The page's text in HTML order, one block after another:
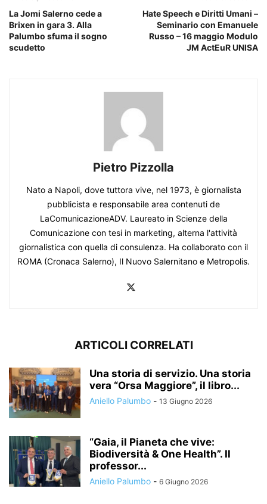
La Jomi Salerno cede a
Brixen in gara 3. Alla
Palumbo sfuma il sogno
scudetto
Hate Speech e Diritti Umani –
Seminario con Emanuele
Russo – 16 maggio Modulo
JM ActEuR UNISA
Pietro Pizzolla
Nato a Napoli, dove tuttora vive, nel 1973, è giornalista
pubblicista e responsabile area contenuti de
LaComunicazioneADV. Laureato in Scienze della
Comunicazione con tesi in marketing, alterna l'attività
giornalistica con quella di consulenza. Ha collaborato con il
ROMA (Cronaca Salerno), Il Nuovo Salernitano e Metropolis.
ARTICOLI CORRELATI
Una storia di servizio. Una storia
vera “Orsa Maggiore”, il libro...
Aniello Palumbo - 13 Giugno 2026
“Gaia, il Pianeta che vive:
Biodiversità & One Health”. Il
professor...
Aniello Palumbo - 6 Giugno 2026